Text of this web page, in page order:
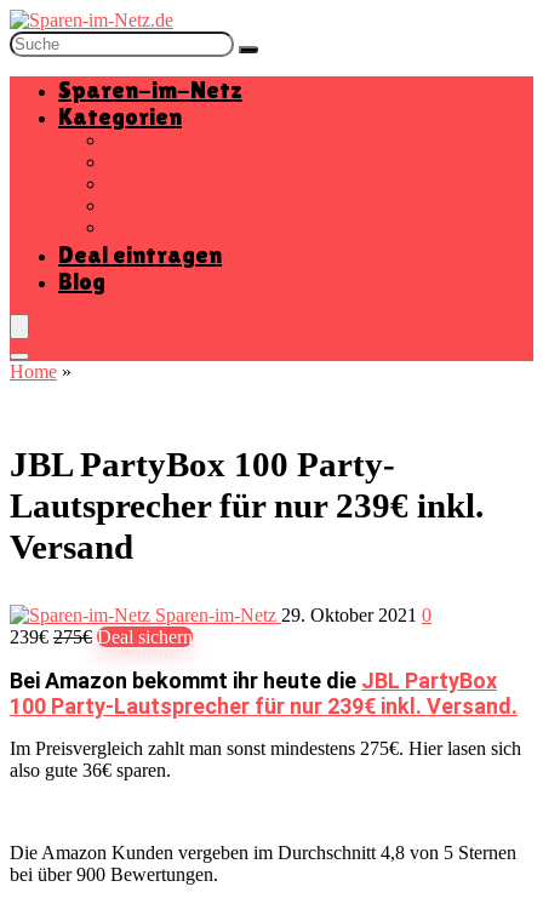
Sparen-im-Netz
Kategorien
Deal eintragen
Blog
Home »
JBL PartyBox 100 Party-
Lautsprecher für nur 239€ inkl.
Versand
Sparen-im-Netz 29. Oktober 2021 0
239€ 275€ Deal sichern
Bei Amazon bekommt ihr heute die JBL PartyBox
100 Party-Lautsprecher für nur 239€ inkl. Versand.
Im Preisvergleich zahlt man sonst mindestens 275€. Hier lasen sich
also gute 36€ sparen.
Die Amazon Kunden vergeben im Durchschnitt 4,8 von 5 Sternen
bei über 900 Bewertungen.